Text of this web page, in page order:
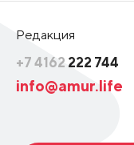
Редакция
+7 4162 222 744
info@amur.life